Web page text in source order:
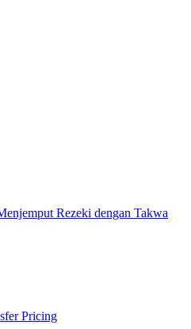
Rezeki dengan Takwa
Pricing